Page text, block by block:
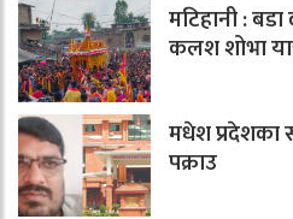
मटिहानी :
कलश शोभा
मधेश प्रदेशका
पक्राउ